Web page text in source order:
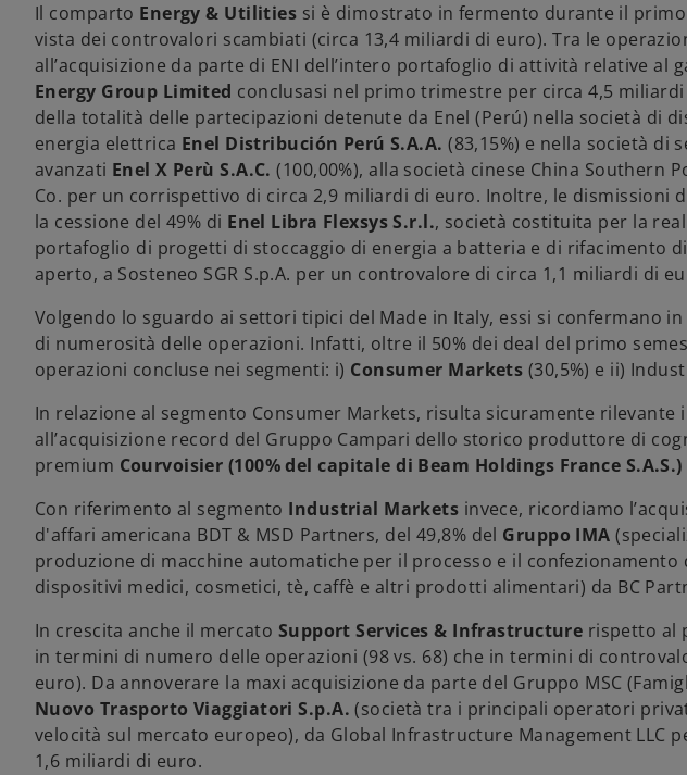
Il comparto Energy & Utilities si è dimostrato in fermento durante il
vista dei controvalori scambiati (circa 13,4 miliardi di euro). Tra le
all’acquisizione da parte di ENI dell’intero portafoglio di attività relative al
Energy Group Limited conclusasi nel primo trimestre per circa 4,5 miliardi
della totalità delle partecipazioni detenute da Enel (Perú) nella società di
energia elettrica Enel Distribución Perú S.A.A. (83,15%) e nella società di
avanzati Enel X Perù S.A.C. (100,00%), alla società cinese China Southern
Co. per un corrispettivo di circa 2,9 miliardi di euro. Inoltre, le dismissioni
la cessione del 49% di Enel Libra Flexsys S.r.l., società costituita per la
portafoglio di progetti di stoccaggio di energia a batteria e di rifacimento
aperto, a Sosteneo SGR S.p.A. per un controvalore di circa 1,1 miliardi di
Volgendo lo sguardo ai settori tipici del Made in Italy, essi si confermano
di numerosità delle operazioni. Infatti, oltre il 50% dei deal del primo
operazioni concluse nei segmenti: i) Consumer Markets (30,5%) e ii)
In relazione al segmento Consumer Markets, risulta sicuramente rilevante
all’acquisizione record del Gruppo Campari dello storico produttore di
premium Courvoisier (100% del capitale di Beam Holdings France S.A.S.)
Con riferimento al segmento Industrial Markets invece, ricordiamo
d'affari americana BDT & MSD Partners, del 49,8% del Gruppo IMA
produzione di macchine automatiche per il processo e il
dispositivi medici, cosmetici, tè, caffè e altri prodotti alimentari) da BC
In crescita anche il mercato Support Services & Infrastructure rispetto al
in termini di numero delle operazioni (98 vs. 68) che in termini di
euro). Da annoverare la maxi acquisizione da parte del Gruppo MSC
Nuovo Trasporto Viaggiatori S.p.A. (società tra i principali operatori
velocità sul mercato europeo), da Global Infrastructure Management LLC
1,6 miliardi di euro.